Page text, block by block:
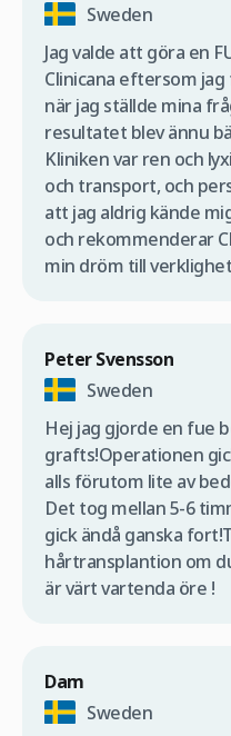
Sweden
Jag valde att göra en
Clinicana eftersom
när jag ställde mina
resultatet blev ännu
Kliniken var ren och
och transport, och
att jag aldrig kände
och rekommenderar
min dröm till
Peter Svensson
Sweden
Hej jag gjorde en fue
grafts!Operationen
alls förutom lite av
Det tog mellan 5-6
gick ändå ganska
hårtransplantion om
är värt vartenda öre !
Dam
Sweden